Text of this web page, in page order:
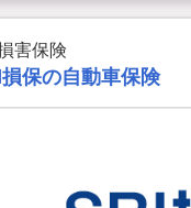
害保険
保の自動車保険